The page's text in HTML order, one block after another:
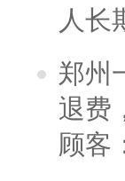
人长
郑州
退费
顾客